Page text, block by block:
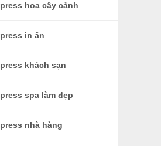
hoa cây cảnh
in ấn
khách sạn
spa làm đẹp
nhà hàng